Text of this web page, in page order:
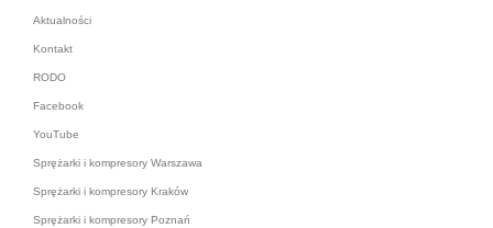
Aktualności
Kontakt
RODO
Facebook
YouTube
Sprężarki i kompresory Warszawa
Sprężarki i kompresory Kraków
Sprężarki i kompresory Poznań